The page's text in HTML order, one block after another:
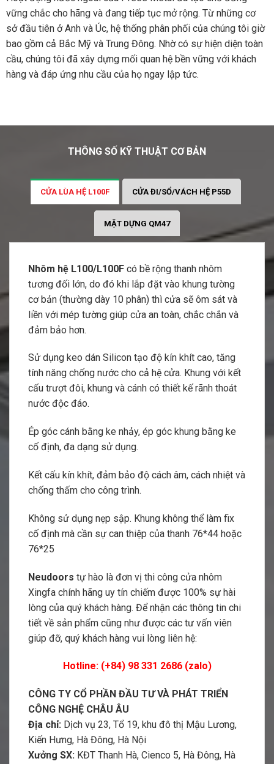
vững chắc cho hãng và đang tiếp tục mở rộng. Từ những cơ
sở đầu tiên ở Anh và Úc, hệ thống phân phối của chúng tôi giờ
bao gồm cả Bắc Mỹ và Trung Đông. Nhờ có sự hiện diện toàn
cầu, chúng tôi đã xây dựng mối quan hệ bền vững với khách
hàng và đáp ứng nhu cầu của họ ngay lập tức.
THÔNG SỐ KỸ THUẬT CƠ BẢN
CỬA LÙA HỆ L100F CỬA ĐI/SỔ/VÁCH HỆ P55D
MẶT DỰNG QM47
Nhôm hệ L100/L100F có bề rộng thanh nhôm
tương đối lớn, do đó khi lắp đặt vào khung tường
cơ bản (thường dày 10 phân) thì cửa sẽ ôm sát và
liền với mép tường giúp cửa an toàn, chắc chắn và
đảm bảo hơn.
Sử dụng keo dán Silicon tạo độ kín khít cao, tăng
tính năng chống nước cho cả hệ cửa. Khung với kết
cấu trượt đôi, khung và cánh có thiết kế rãnh thoát
nước độc đáo.
Ép góc cánh bằng ke nhảy, ép góc khung bằng ke
cố định, đa dạng sử dụng.
Kết cấu kín khít, đảm bảo độ cách âm, cách nhiệt và
chống thấm cho công trình.
Không sử dụng nẹp sập. Khung không thể làm fix
cố định mà cần sự can thiệp của thanh 76*44 hoặc
76*25
Neudoors tự hào là đơn vị thi công cửa nhôm
Xingfa chính hãng uy tín chiếm được 100% sự hài
lòng của quý khách hàng. Để nhận các thông tin chi
tiết về sản phẩm cũng như được các tư vấn viên
giúp đỡ, quý khách hàng vui lòng liên hệ:
Hotline: (+84) 98 331 2686 (zalo)
CÔNG TY CỔ PHẦN ĐẦU TƯ VÀ PHÁT TRIỂN
CÔNG NGHỆ CHÂU ÂU
Địa chỉ: Dịch vụ 23, Tổ 19, khu đô thị Mậu Lương,
Kiến Hưng, Hà Đông, Hà Nội
Xưởng SX: KĐT Thanh Hà, Cienco 5, Hà Đông, Hà